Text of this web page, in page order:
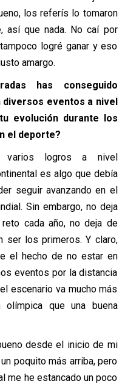
los referís lo tomaron
así que nada. No caí por
logré ganar y eso
amargo.
has conseguido
diversos eventos a nivel
evolución durante los
el deporte?
varios logros a nivel
es algo que debía
seguir avanzando en el
Sin embargo, no deja
cada año, no deja de
ser los primeros. Y claro,
el hecho de no estar en
eventos por la distancia
escenario va mucho más
que una buena
desde el inicio de mi
poquito más arriba, pero
me he estancado un poco